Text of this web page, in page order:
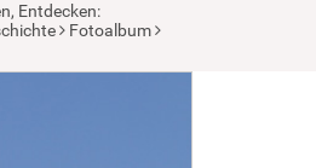
Entdecken:
Fotoalbum